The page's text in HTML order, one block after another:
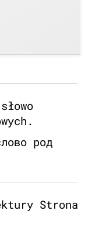
род
Strona